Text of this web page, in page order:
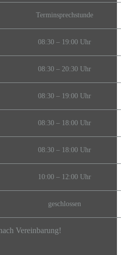
Terminsprechstunde
08:30 – 19:00 Uhr
08:30 – 20:30 Uhr
08:30 – 19:00 Uhr
08:30 – 18:00 Uhr
08:30 – 18:00 Uhr
10:00 – 12:00 Uhr
geschlossen
Vereinbarung!